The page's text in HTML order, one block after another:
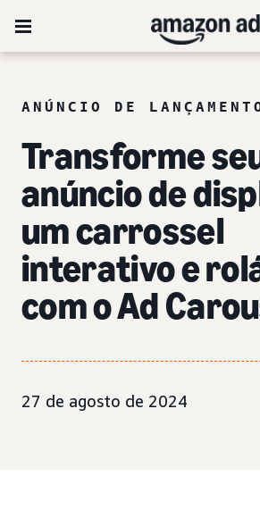
ANÚNCIO DE
Transforme
anúncio de
um carrossel
interativo e
com o Ad
27 de agosto de 2024